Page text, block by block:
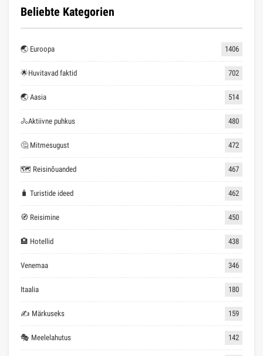
Beliebte Kategorien
🌏 Euroopa 1406
🌟Huvitavad faktid 702
🌏 Aasia 514
🚴Aktiivne puhkus 480
🤔 Mitmesugust 472
🗺 Reisinõuanded 467
🧳 Turistide ideed 462
🧭 Reisimine 450
🏨 Hotellid 438
Venemaa 346
Itaalia 180
✍ Märkuseks 159
🎭 Meelelahutus 142